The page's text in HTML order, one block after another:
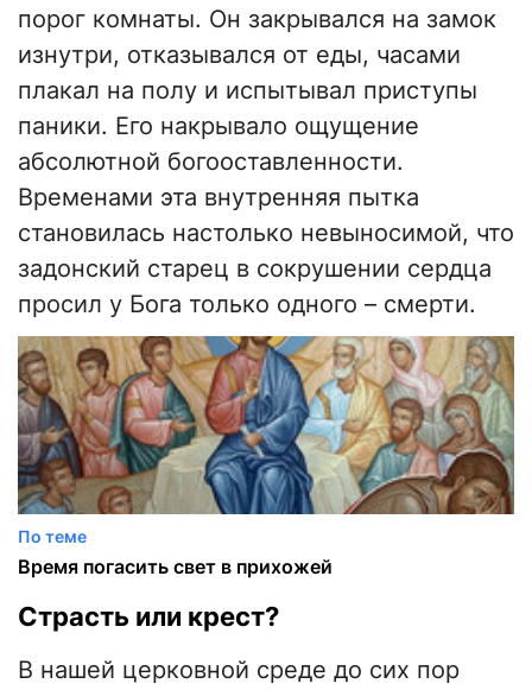
порог комнаты. Он закрывался на замок
изнутри, отказывался от еды, часами
плакал на полу и испытывал приступы
паники. Его накрывало ощущение
абсолютной богооставленности.
Временами эта внутренняя пытка
становилась настолько невыносимой, что
задонский старец в сокрушении сердца
просил у Бога только одного – смерти.
По теме
Время погасить свет в прихожей
​Страсть или крест?
​В нашей церковной среде до сих пор